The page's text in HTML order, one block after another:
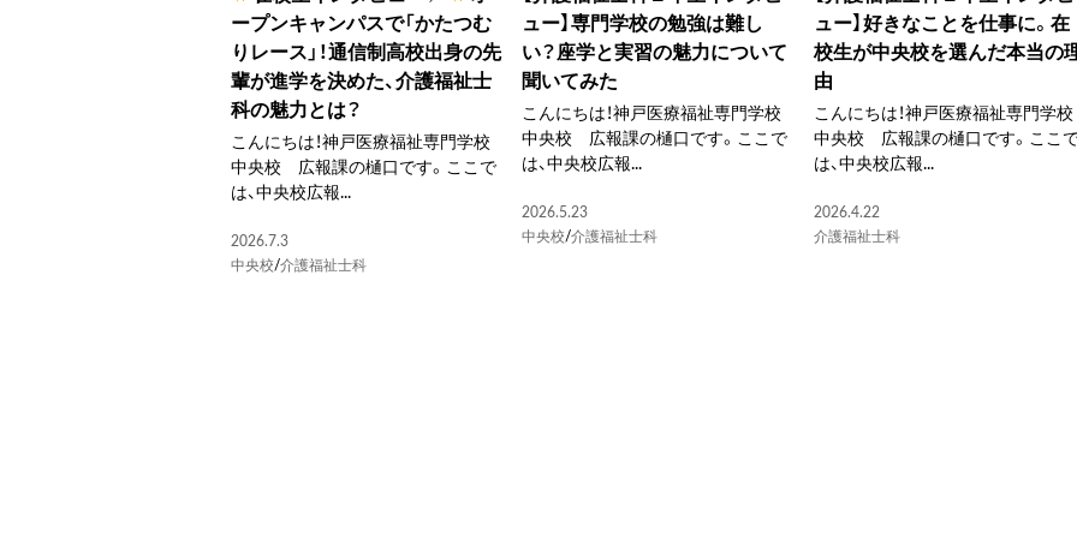
ープンキャンパスで「かたつむ
りレース」！通信制高校出身の先
輩が進学を決めた、介護福祉士
科の魅力とは？
こんにちは！神戸医療福祉専門学校
中央校 広報課の樋口です。ここで
は、中央校広報...
2026.7.3
中央校/介護福祉士科
ュー】専門学校の勉強は難し
い？座学と実習の魅力について
聞いてみた
こんにちは！神戸医療福祉専門学校
中央校 広報課の樋口です。ここで
は、中央校広報...
2026.5.23
中央校/介護福祉士科
ュー】好きなことを仕事に。在
校生が中央校を選んだ本当の
由
こんにちは！神戸医療福祉専門学校
中央校 広報課の樋口です。ここ
は、中央校広報...
2026.4.22
介護福祉士科